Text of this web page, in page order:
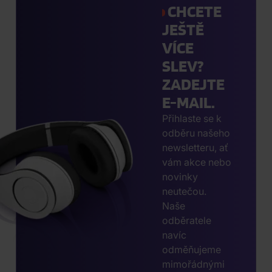
CHCETE
JEŠTĚ
VÍCE
SLEV?
ZADEJTE
E-MAIL.
Přihlaste se k
odběru našeho
newsletteru, ať
vám akce nebo
novinky
neutečou.
Naše
odběratele
navíc
odměňujeme
mimořádnými